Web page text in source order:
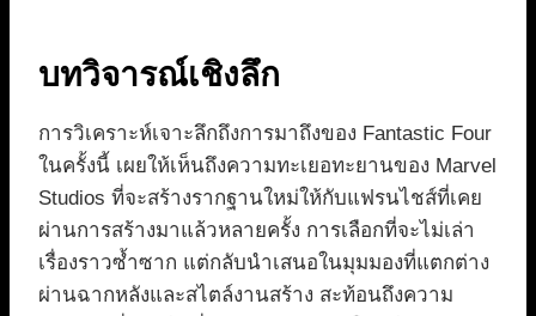
บทวิจารณ์เชิงลึก
การวิเคราะห์เจาะลึกถึงการมาถึงของ Fantastic Four
ในครั้งนี้ เผยให้เห็นถึงความทะเยอทะยานของ Marvel
Studios ที่จะสร้างรากฐานใหม่ให้กับแฟรนไชส์ที่เคย
ผ่านการสร้างมาแล้วหลายครั้ง การเลือกที่จะไม่เล่า
เรื่องราวซ้ำซาก แต่กลับนำเสนอในมุมมองที่แตกต่าง
ผ่านฉากหลังและสไตล์งานสร้าง สะท้อนถึงความ